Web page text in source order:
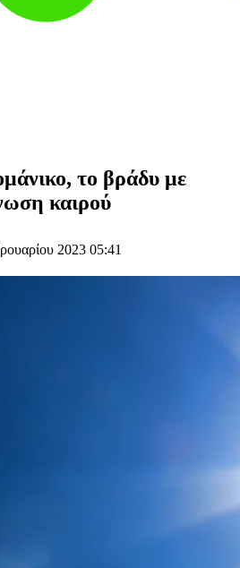
το βράδυ με
καιρού
2023 05:41